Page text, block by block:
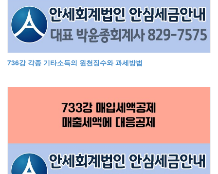
736강 각종 기타소득의 원천징수와 과세방법